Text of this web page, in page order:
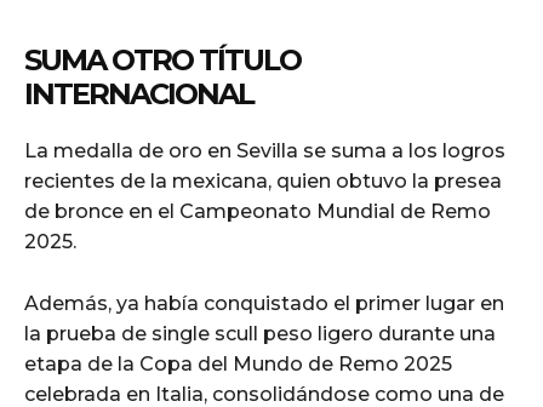
SUMA OTRO TÍTULO
INTERNACIONAL
La medalla de oro en Sevilla se suma a los logros
recientes de la mexicana, quien obtuvo la presea
de bronce en el Campeonato Mundial de Remo
2025.
Además, ya había conquistado el primer lugar en
la prueba de single scull peso ligero durante una
etapa de la Copa del Mundo de Remo 2025
celebrada en Italia, consolidándose como una de